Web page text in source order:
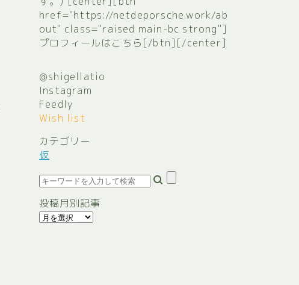
href="https://netdeporsche.work/ab
out" class="raised main-bc strong"]
プロフィールはこちら[/btn][/center]
@shigellatio
Instagram
Feedly
Wish list
カテゴリー
仮
投稿月別記事
投